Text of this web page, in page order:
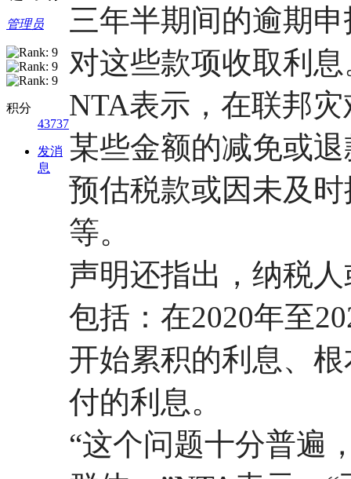
管理员
积分
43737
发消
息
三年半期间的逾期
对这些款项收取利息
NTA表示，在联邦
某些金额的减免或
预估税款或因未及
等。
声明还指出，纳税
包括：在2020年至
开始累积的利息、
付的利息。
“这个问题十分普遍